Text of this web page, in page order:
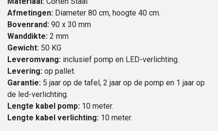
Afmetingen: Diameter 80 cm, hoogte 40 cm.
Bovenrand: 90 x 30 mm
Wanddikte: 2 mm
Gewicht: 50 KG
Leveromvang: inclusief pomp en LED-verlichting.
Levering: op pallet.
Garantie: 5 jaar op de tafel, 2 jaar op de pomp en 1 jaar op
de led-verlichting.
Lengte kabel pomp: 10 meter.
Lengte kabel verlichting: 10 meter.